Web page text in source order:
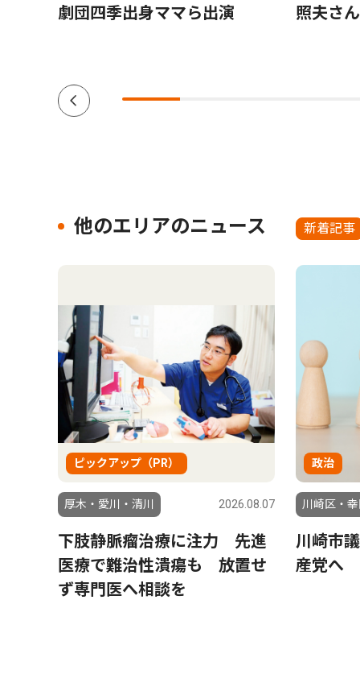
劇団四季出身ママら出演
照夫さ
他のエリアのニュース 新着記事
ピックアップ（PR）
厚木・愛川・清川 2026.08.07
下肢静脈瘤治療に注力 先進
医療で難治性潰瘍も 放置せ
ず専門医へ相談を
政治
川崎区・
川崎市
産党へ